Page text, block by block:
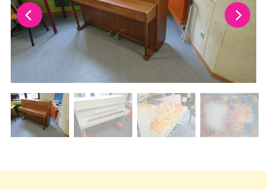
Changer la diapositive actuelle de ce carrousel